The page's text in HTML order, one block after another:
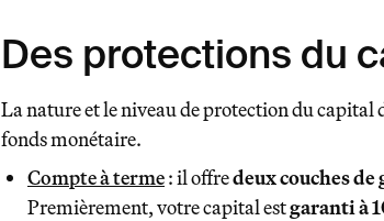
garanti à
Des protections du
La nature et le niveau de protection du
fonds monétaire.
Compte à terme: il offredeux couches
Premièrement, votre capital estgaranti à